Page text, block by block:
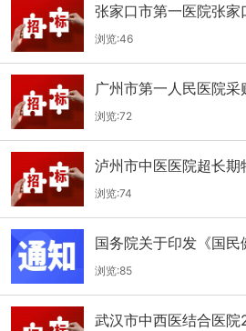
张家口市第一医院张
救治基地手术室及重症
目更正公告
浏览:46
广州市第一人民医院
目（2026年第1批）(
2026FW-06）采购更
浏览:72
泸州市中医医院超长
子胃肠镜系统）采购
浏览:74
国务院关于印发《国民
通知
浏览:85
武汉市中西医结合医